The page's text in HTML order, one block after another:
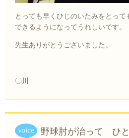
とっても早くひじのいたみをとっ
できるようになってうれしいです。
先生ありがとうございました。
〇川
野球肘が治って ひと